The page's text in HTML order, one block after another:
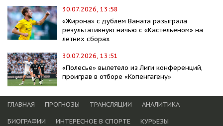
30.07.2026, 13:58
«Жирона» с дублем Ваната разыграла
результативную ничью с «Кастельеном» на
летних сборах
30.07.2026, 13:51
«Полесье» вылетело из Лиги конференций,
проиграв в отборе «Копенгагену»
ГЛАВНАЯ ПРОГНОЗЫ ТРАНСЛЯЦИИ
АНАЛИТИКА
БИОГРАФИИ
ИНТЕРЕСНОЕ В СПОРТЕ КУРЬЕЗЫ